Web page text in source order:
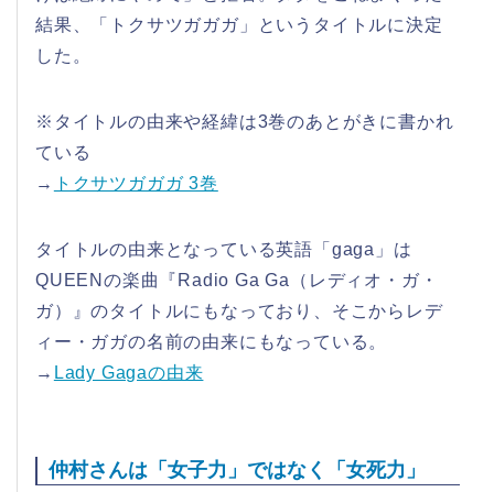
結果、「トクサツガガガ」というタイトルに決定
した。
※タイトルの由来や経緯は3巻のあとがきに書かれ
ている
→ トクサツガガガ 3巻
タイトルの由来となっている英語「gaga」は
QUEENの楽曲『Radio Ga Ga（レディオ・ガ・
ガ）』のタイトルにもなっており、そこからレデ
ィー・ガガの名前の由来にもなっている。
→ Lady Gagaの由来
仲村さんは「女子力」ではなく「女死力」